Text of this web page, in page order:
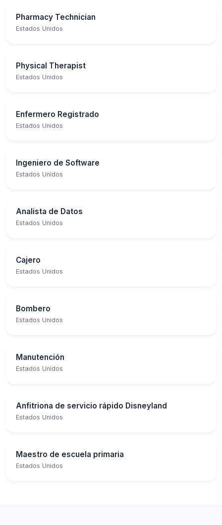
Pharmacy Technician
Estados Unidos
Physical Therapist
Estados Unidos
Enfermero Registrado
Estados Unidos
Ingeniero de Software
Estados Unidos
Analista de Datos
Estados Unidos
Cajero
Estados Unidos
Bombero
Estados Unidos
Manutención
Estados Unidos
Anfitriona de servicio rápido Disneyland
Estados Unidos
Maestro de escuela primaria
Estados Unidos